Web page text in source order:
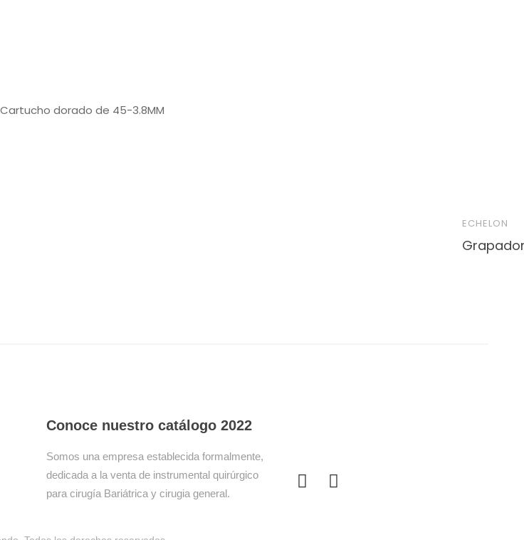
ECHELON
Conoce nuestro catálogo 2022
Somos una empresa establecida formalmente,
dedicada a la venta de instrumental quirúrgico
para cirugía Bariátrica y cirugia general.